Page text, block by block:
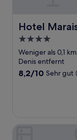
Hotel
Hotel Marais
4.0-
Sterne-
Unterkunft
Weniger als 0,1
Denis entfernt
8.2
Bewertungen)
8,2/10 Sehr gut